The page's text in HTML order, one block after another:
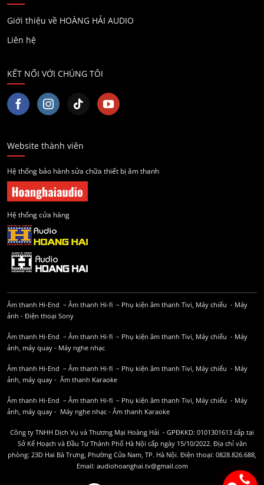
Giới thiệu về HOÀNG HẢI AUDIO
Liên hệ
KẾT NỐI VỚI CHÚNG TÔI
Website thành viên
Hệ thống bảo hành sửa chữa thiết bị âm thanh
Hệ thống cửa hàng
Âm thanh Hi-End – Âm thanh Hi-fi – Phụ kiện âm thanh Tivi, Máy chiếu - Máy
ảnh - Điện thoại Sony
Âm thanh Hi-End – Âm thanh Hi-fi – Phụ kiện âm thanh Tivi, Máy chiếu - Máy
ảnh, máy quay - Máy nghe nhạc
Âm thanh Hi-End – Âm thanh Hi-fi – Phụ kiện âm thanh Tivi, Máy chiếu - Máy
ảnh, máy quay - Âm thanh Karaoke
Âm thanh Hi-End – Âm thanh Hi-fi – Phụ kiện âm thanh Tivi, Máy chiếu - Máy
ảnh, máy quay - Máy nghe nhạc - Âm thanh Karaoke
Công ty TNHH Dịch Vụ và Thương Mại Hoàng Hải - GPĐKKD: 0101301613 cấp tại
Sở Kế Hoạch và Đầu Tư Thành Phố Hà Nội cấp ngày 15/10/2022. Địa chỉ văn
phòng: 23D Hai Bà Trưng, Phường Cửa Nam, TP. Hà Nội. Điện thoại: 0828.826.688,
Email: audiohoanghai.tv@gmail.com